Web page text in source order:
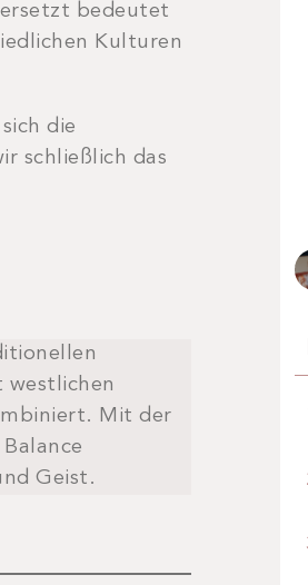
bedeutet
Kulturen
die
schließlich das
westlichen
Mit der
Geist.